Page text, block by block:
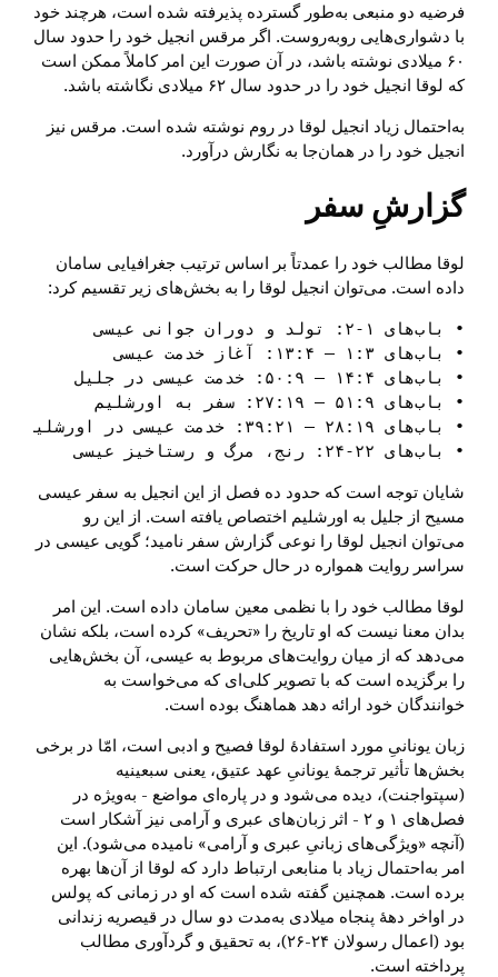
فرضیه دو منبعی به‌طور گسترده پذیرفته شده است، هرچند خود
با دشواری‌هایی روبه‌روست. اگر مرقس انجیل خود را حدود سال
۶۰ میلادی نوشته باشد، در آن صورت این امر کاملاً ممکن است
که لوقا انجیل خود را در حدود سال ۶۲ میلادی نگاشته باشد.
به‌احتمال زیاد انجیل لوقا در روم نوشته شده است. مرقس نیز
انجیل خود را در همان‌جا به نگارش درآورد.
گزارشِ سفر
لوقا مطالب خود را عمدتاً بر اساس ترتیب جغرافیایی سامان
داده است. می‌توان انجیل لوقا را به بخش‌های زیر تقسیم کرد:
• باب‌های ۲۲-۲۴: رنج، مرگ و رستاخیز عیسی
شایان توجه است که حدود ده فصل از این انجیل به سفر عیسی
مسیح از جلیل به اورشلیم اختصاص یافته است. از این رو
می‌توان انجیل لوقا را نوعی گزارش سفر نامید؛ گویی عیسی در
سراسر روایت همواره در حال حرکت است.
لوقا مطالب خود را با نظمی معین سامان داده است. این امر
بدان معنا نیست که او تاریخ را «تحریف» کرده است، بلکه نشان
می‌دهد که از میان روایت‌های مربوط به عیسی، آن بخش‌هایی
را برگزیده است که با تصویر کلی‌ای که می‌خواست به
خوانندگان خود ارائه دهد هماهنگ بوده است.
زبان یونانیِ مورد استفادهٔ لوقا فصیح و ادبی است، امّا در برخی
بخش‌ها تأثیر ترجمهٔ یونانیِ عهد عتیق، یعنی سبعینیه
(سپتواجنت)، دیده می‌شود و در پاره‌ای مواضع - به‌ویژه در
فصل‌های ۱ و ۲ - اثر زبان‌های عبری و آرامی نیز آشکار است
(آنچه «ویژگی‌های زبانیِ عبری و آرامی» نامیده می‌شود). این
امر به‌احتمال زیاد با منابعی ارتباط دارد که لوقا از آن‌ها بهره
برده است. همچنین گفته شده است که او در زمانی که پولس
در اواخر دههٔ پنجاه میلادی به‌مدت دو سال در قیصریه زندانی
بود (اعمال رسولان ۲۴-۲۶)، به تحقیق و گردآوری مطالب
پرداخته است.